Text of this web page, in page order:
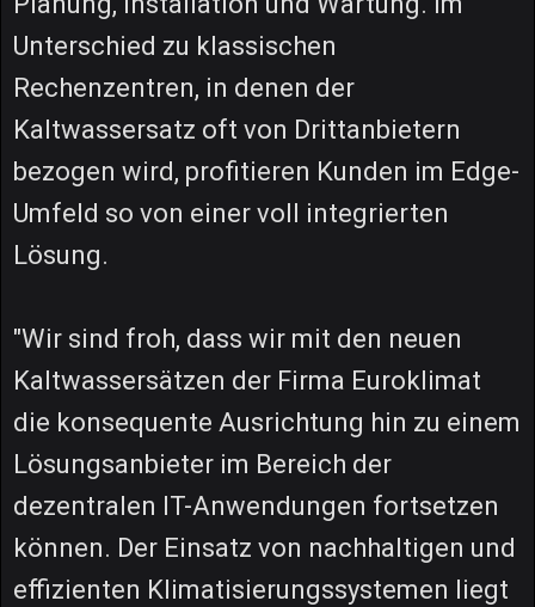
Unterschied zu klassischen
Rechenzentren, in denen der
Kaltwassersatz oft von Drittanbietern
bezogen wird, profitieren Kunden im Edge-
Umfeld so von einer voll integrierten
Lösung.
"Wir sind froh, dass wir mit den neuen
Kaltwassersätzen der Firma Euroklimat
die konsequente Ausrichtung hin zu einem
Lösungsanbieter im Bereich der
dezentralen IT-Anwendungen fortsetzen
können. Der Einsatz von nachhaltigen und
effizienten Klimatisierungssystemen liegt